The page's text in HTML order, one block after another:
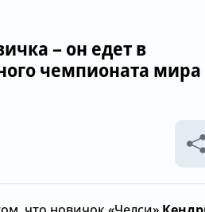
– он едет в
чемпионата мира